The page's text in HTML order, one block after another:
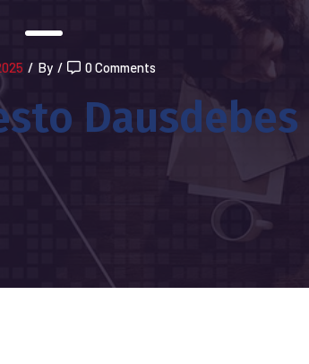
/ By / 0 Comments
Dausdebes